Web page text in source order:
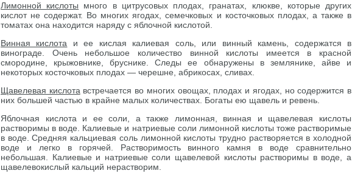
Лимонной кислоты много в цитрусовых плодах, гранатах, клюкве, которые других
кислот не содержат. Во многих ягодах, семечковых и косточковых плодах, а также в
томатах она находится наряду с яблочной кислотой.
Винная кислота и ее кислая калиевая соль, или винный камень, содержатся в
винограде. Очень небольшое количество винной кислоты имеется в красной
смородине, крыжовнике, бруснике. Следы ее обнаружены в землянике, айве и
некоторых косточковых плодах — черешне, абрикосах, сливах.
Щавелевая кислота встречается во многих овощах, плодах и ягодах, но содержится в
них большей частью в крайне малых количествах. Богаты ею щавель и ревень.
Яблочная кислота и ее соли, а также лимонная, винная и щавелевая кислоты
растворимы в воде. Калиевые и натриевые соли лимонной кислоты тоже растворимые
в воде. Средняя кальциевая соль лимонной кислоты трудно растворяется в холодной
воде и легко в горячей. Растворимость винного камня в воде сравнительно
небольшая. Калиевые и натриевые соли щавелевой кислоты растворимы в воде, а
щавелевокислый кальций нерастворим.